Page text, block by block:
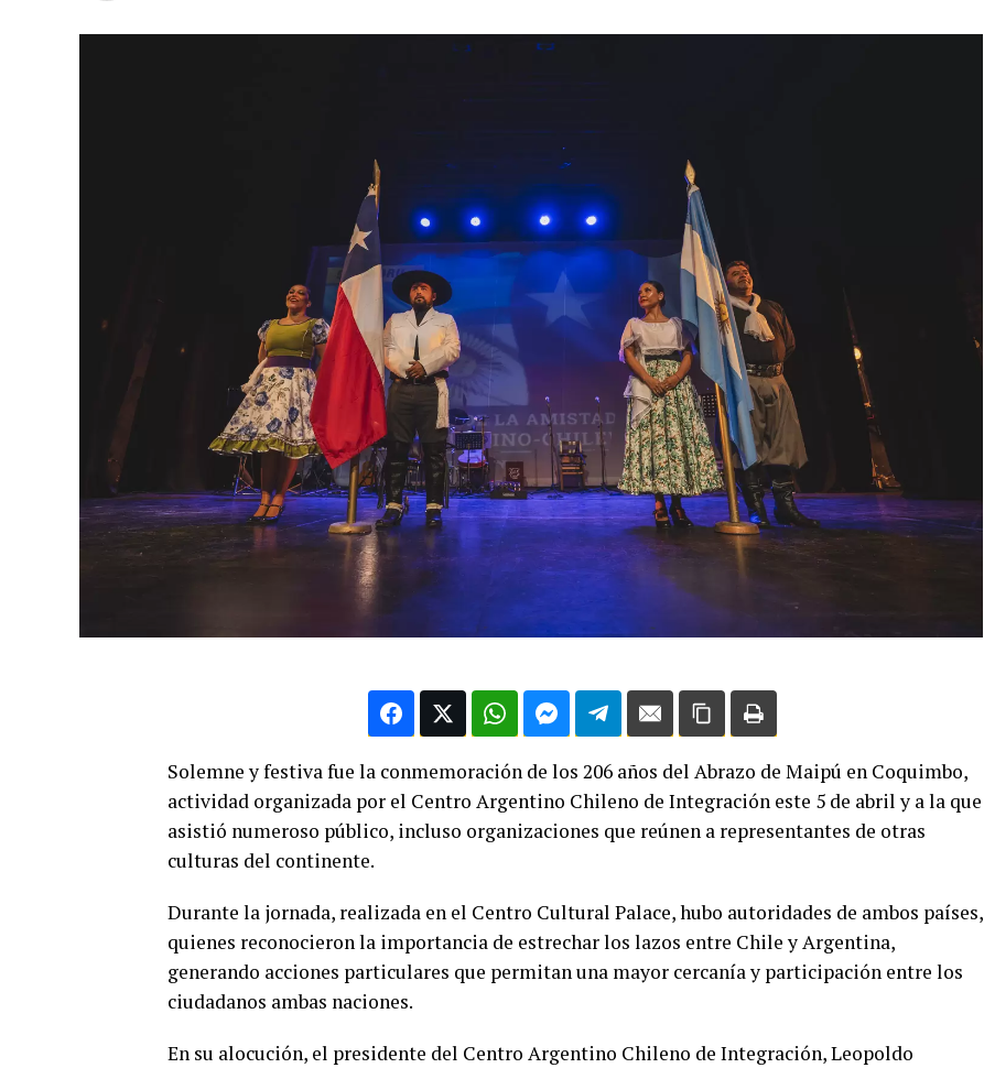
Solemne y festiva fue la conmemoración de los 206 años del Abrazo de Maipú en Coquimbo,
actividad organizada por el Centro Argentino Chileno de Integración este 5 de abril y a la que
asistió numeroso público, incluso organizaciones que reúnen a representantes de otras
culturas del continente.
Durante la jornada, realizada en el Centro Cultural Palace, hubo autoridades de ambos países,
quienes reconocieron la importancia de estrechar los lazos entre Chile y Argentina,
generando acciones particulares que permitan una mayor cercanía y participación entre los
ciudadanos ambas naciones.
En su alocución, el presidente del Centro Argentino Chileno de Integración, Leopoldo